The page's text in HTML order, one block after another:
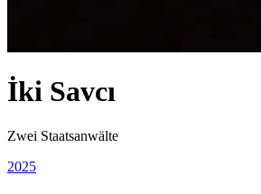
İki Savcı
Zwei Staatsanwälte
2025